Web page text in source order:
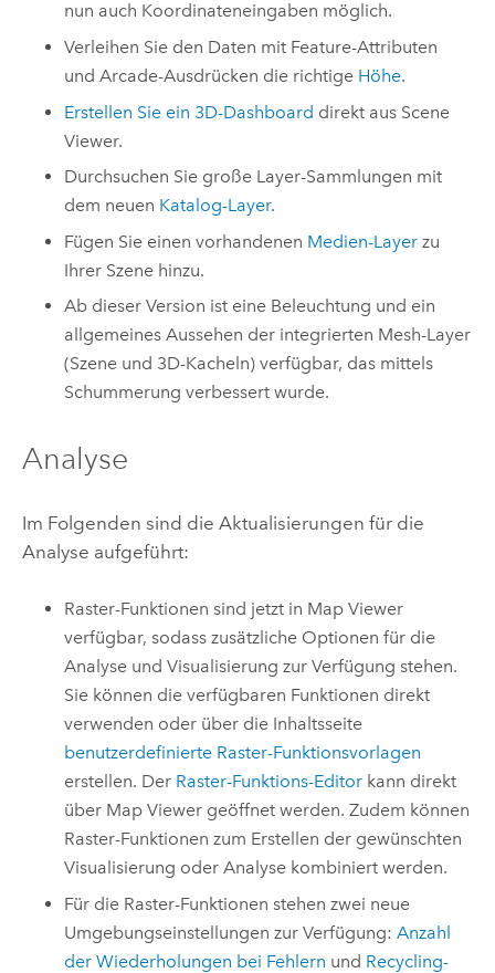
nun auch Koordinateneingaben möglich.
Verleihen Sie den Daten mit Feature-Attributen
undArcade-Ausdrücken die richtige Höhe.
Erstellen Sie ein 3D-Dashboard direkt aus Scene
Viewer.
Durchsuchen Sie große Layer-Sammlungen mit
dem neuen Katalog-Layer.
Fügen Sie einen vorhandenen Medien-Layer zu
Ihrer Szene hinzu.
Ab dieser Version ist eine Beleuchtung und ein
allgemeines Aussehen der integrierten Mesh-Layer
(Szene und 3D-Kacheln) verfügbar, das mittels
Schummerung verbessert wurde.
Analyse
Im Folgenden sind die Aktualisierungen für die
Analyse aufgeführt:
Raster-Funktionen sind jetzt in Map Viewer
verfügbar, sodass zusätzliche Optionen für die
Analyse und Visualisierung zur Verfügung stehen.
Sie können die verfügbaren Funktionen direkt
verwenden oder über die Inhaltsseite
benutzerdefinierte Raster-Funktionsvorlagen
erstellen. Der Raster-Funktions-Editor kann direkt
über Map Viewer geöffnet werden. Zudem können
Raster-Funktionen zum Erstellen der gewünschten
Visualisierung oder Analyse kombiniert werden.
Für die Raster-Funktionen stehen zwei neue
Umgebungseinstellungen zur Verfügung:Anzahl
der Wiederholungen bei Fehlern und Recycling-